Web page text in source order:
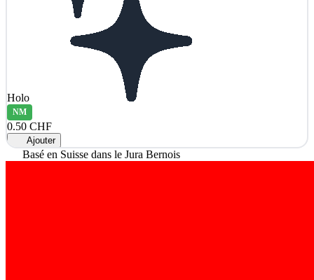
Holo
NM
0.50 CHF
Ajouter
Basé en Suisse dans le Jura Bernois